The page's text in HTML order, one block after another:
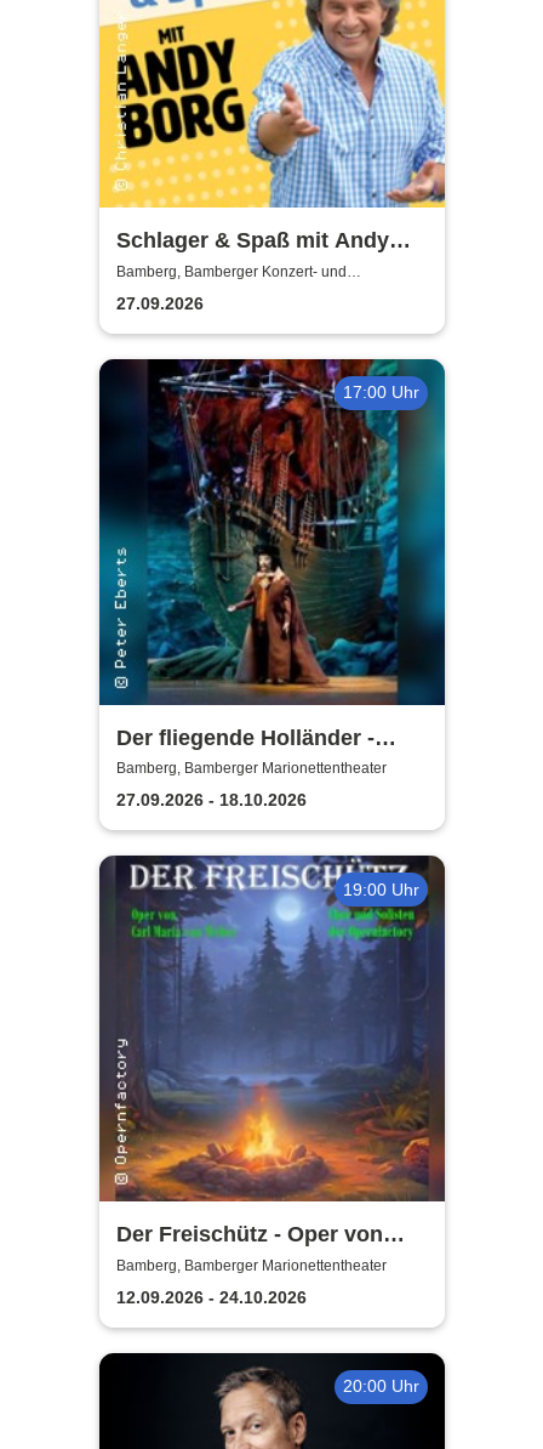
Schlager & Spaß mit Andy
Borg und Gästen
Bamberg, Bamberger Konzert- und
Kongresshalle
27.09.2026
17:00 Uhr
Der fliegende Holländer -
Bamberger
Marionettentheater
Bamberg, Bamberger Marionettentheater
27.09.2026 - 18.10.2026
19:00 Uhr
Der Freischütz - Oper von
Carl Maria von Weber
Bamberg, Bamberger Marionettentheater
12.09.2026 - 24.10.2026
20:00 Uhr